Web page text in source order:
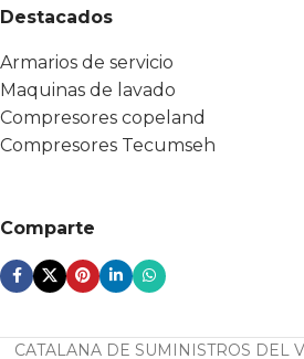
Destacados
Armarios de servicio
Maquinas de lavado
Compresores copeland
Compresores Tecumseh
Comparte
CATALANA DE SUMINISTROS DEL